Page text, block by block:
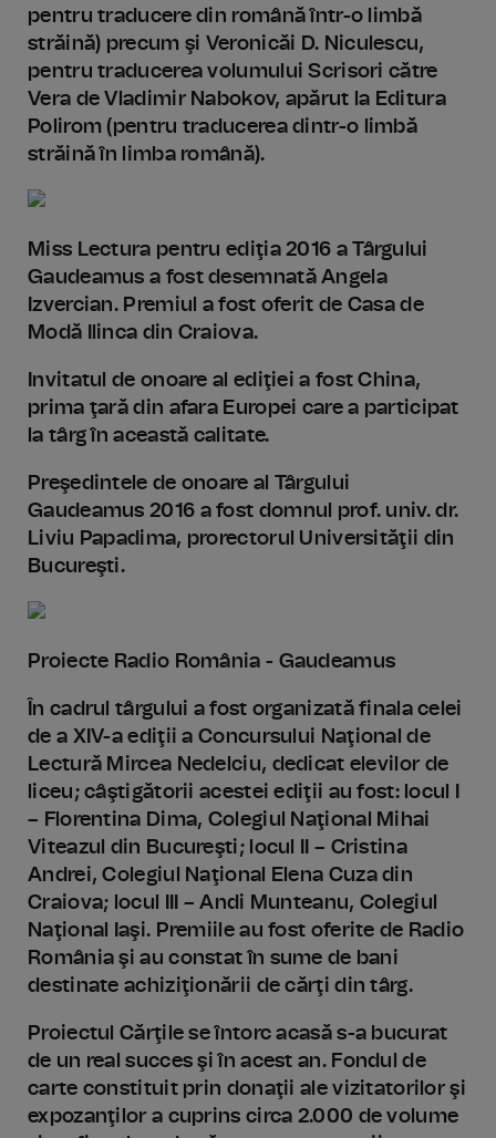
pentru traducere din română într-o limbă
străină) precum şi Veronicăi D. Niculescu,
pentru traducerea volumului Scrisori către
Vera de Vladimir Nabokov, apărut la Editura
Polirom (pentru traducerea dintr-o limbă
străină în limba română).
Miss Lectura pentru ediţia 2016 a Târgului
Gaudeamus a fost desemnată Angela
Izvercian. Premiul a fost oferit de Casa de
Modă Ilinca din Craiova.
Invitatul de onoare al ediţiei a fost China,
prima ţară din afara Europei care a participat
la târg în această calitate.
Preşedintele de onoare al Târgului
Gaudeamus 2016 a fost domnul prof. univ. dr.
Liviu Papadima, prorectorul Universităţii din
Bucureşti.
Proiecte Radio România - Gaudeamus
În cadrul târgului a fost organizată finala celei
de a XIV-a ediţii a Concursului Naţional de
Lectură Mircea Nedelciu, dedicat elevilor de
liceu; câştigătorii acestei ediţii au fost: locul I
– Florentina Dima, Colegiul Naţional Mihai
Viteazul din Bucureşti; locul II – Cristina
Andrei, Colegiul Naţional Elena Cuza din
Craiova; locul III – Andi Munteanu, Colegiul
Naţional Iaşi. Premiile au fost oferite de Radio
România şi au constat în sume de bani
destinate achiziţionării de cărţi din târg.
Proiectul Cărţile se întorc acasă s-a bucurat
de un real succes şi în acest an. Fondul de
carte constituit prin donaţii ale vizitatorilor şi
expozanţilor a cuprins circa 2.000 de volume